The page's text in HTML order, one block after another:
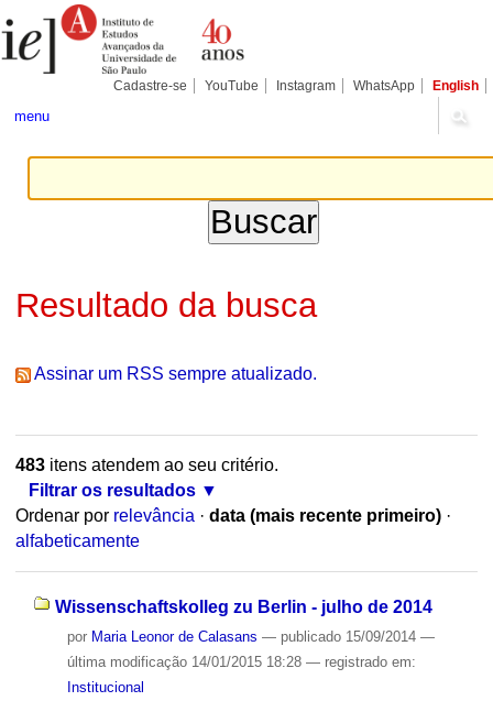
para
conteúdo.
Pessoais
Cadastre-se YouTube Instagram WhatsApp English
menu
Resultado da busca
Assinar um RSS sempre atualizado.
483itens atendem ao seu critério.
Filtrar os resultados
Ordenar por relevância · data (mais recente primeiro) ·
alfabeticamente
Wissenschaftskolleg zu Berlin - julho de 2014
por Maria Leonor de Calasans — publicado15/09/2014 —
última modificação14/01/2015 18:28 — registrado em:
Institucional